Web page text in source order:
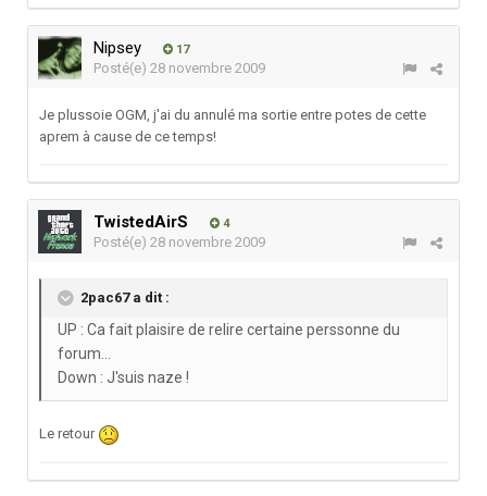
Nipsey 17
Posté(e) 28 novembre 2009
Je plussoie OGM, j'ai du annulé ma sortie entre potes de cette
aprem à cause de ce temps!
TwistedAirS 4
Posté(e) 28 novembre 2009
2pac67 a dit :
UP : Ca fait plaisire de relire certaine perssonne du
forum...
Down : J'suis naze !
Le retour